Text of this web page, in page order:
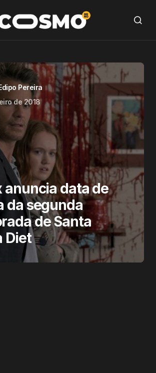
Pereira
de 2018
anuncia data de
da segunda
de Santa
Diet